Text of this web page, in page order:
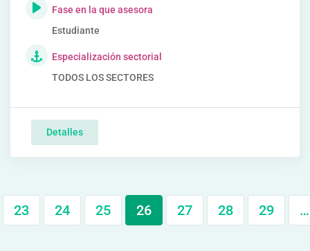
Fase en la que asesora
Estudiante
Especialización sectorial
TODOS LOS SECTORES
Detalles
23 24 25 26 27 28 29 …